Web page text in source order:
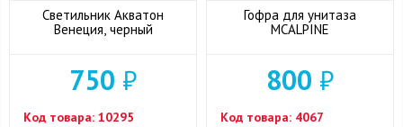
Светильник Акватон
Венеция, черный
750 ₽
Код товара: 10295
Гофра для унитаза
MCALPINE
800 ₽
Код товара: 4067